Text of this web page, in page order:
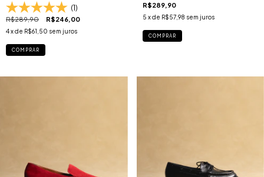
(1)
R$289,90 R$246,00
4x de R$61,50 sem juros
COMPRAR
R$289,90
5 x de R$57,98 sem juros
COMPRAR